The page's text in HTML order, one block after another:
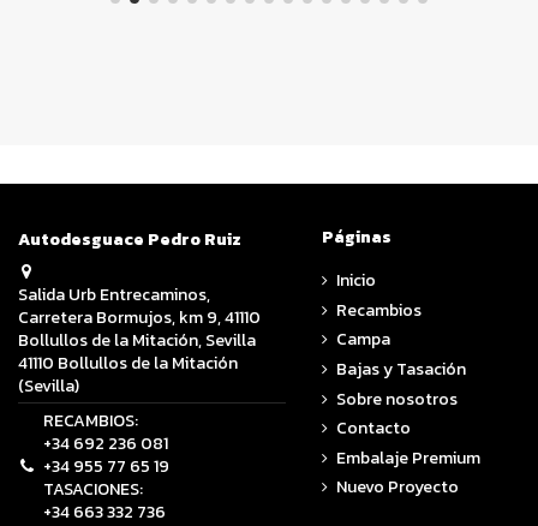
Autodesguace Pedro Ruiz
Salida Urb Entrecaminos,
Carretera Bormujos, km 9, 41110
Bollullos de la Mitación, Sevilla
41110 Bollullos de la Mitación
(Sevilla)
RECAMBIOS:
+34 692 236 081
+34 955 77 65 19
TASACIONES:
+34 663 332 736
Páginas
Inicio
Recambios
Campa
Bajas y Tasación
Sobre nosotros
Contacto
Embalaje Premium
Nuevo Proyecto